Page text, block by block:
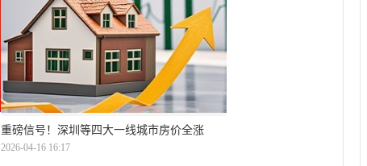
重磅信号！深圳等四大一线城市房价全涨
2026-04-16 16:17